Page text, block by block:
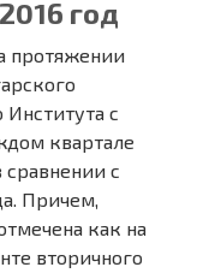
год
протяжении
Института с
квартале
сравнении с
Причем,
как на
вторичного